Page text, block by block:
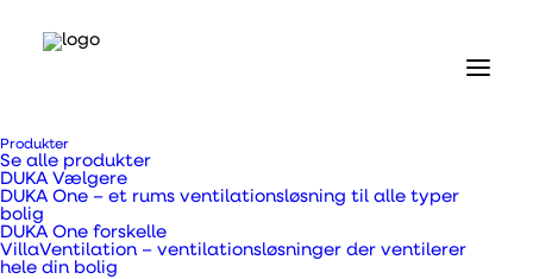
Produkter
Se alle produkter
DUKA Vælgere
DUKA One – et rums ventilationsløsning til alle typer
bolig
DUKA One forskelle
VillaVentilation – ventilationsløsninger der ventilerer
hele din bolig